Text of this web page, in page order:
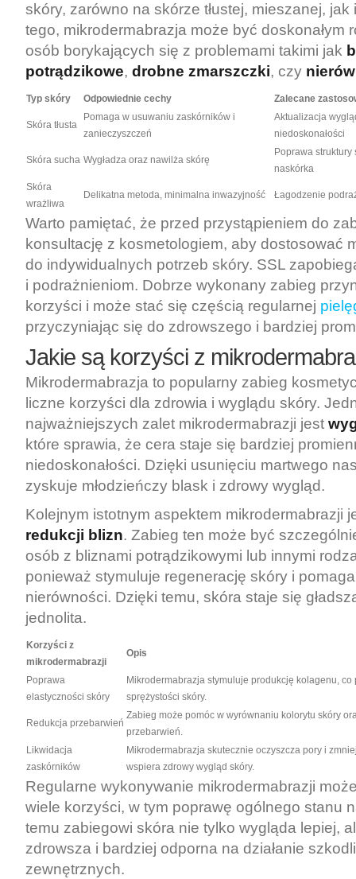
skóry, zarówno na skórze tłustej, mieszanej,
tego, mikrodermabrazja może być doskonałym
osób borykających się z problemami takimi jak
potrądzikowe, drobne zmarszczki, czy
Typ skóry Odpowiednie cechy Zalecane
Skóra tłusta
Pomaga w usuwaniu zaskórników i
zanieczyszczeń
Aktualizacja
niedoskonałości
Skóra sucha Wygładza oraz nawilża skórę
Poprawa struktury
naskórka
Skóra
wrażliwa
Delikatna metoda, minimalna inwazyjność Łagodzenie
Warto pamiętać, że przed przystąpieniem do
konsultację z kosmetologiem, aby dostosować
do indywidualnych potrzeb skóry. SSL
i podrażnieniom. Dobrze wykonany zabieg
korzyści i może stać się częścią regularnej
przyczyniając się do zdrowszego i bardziej
Jakie są korzyści z
Mikrodermabrazja to popularny zabieg
liczne korzyści dla zdrowia i wyglądu skóry.
najważniejszych zalet mikrodermabrazji jest
które sprawia, że cera staje się bardziej
niedoskonałości. Dzięki usunięciu martwego
zyskuje młodzieńczy blask i zdrowy wygląd.
Kolejnym istotnym aspektem mikrodermabrazji
redukcji blizn. Zabieg ten może być
osób z bliznami potrądzikowymi lub innymi
ponieważ stymuluje regenerację skóry i
nierówności. Dzięki temu, skóra staje się
jednolita.
Korzyści z
mikrodermabrazji
Opis
Poprawa
elastyczności skóry
Mikrodermabrazja stymuluje produkcję kolagenu,
sprężystości skóry.
Redukcja przebarwień
Zabieg może pomóc w wyrównaniu kolorytu skóry
przebarwień.
Likwidacja
zaskórników
Mikrodermabrazja skutecznie oczyszcza pory i
wspiera zdrowy wygląd skóry.
Regularne wykonywanie mikrodermabrazji
wiele korzyści, w tym poprawę ogólnego stanu
temu zabiegowi skóra nie tylko wygląda lepiej,
zdrowsza i bardziej odporna na działanie
zewnętrznych.